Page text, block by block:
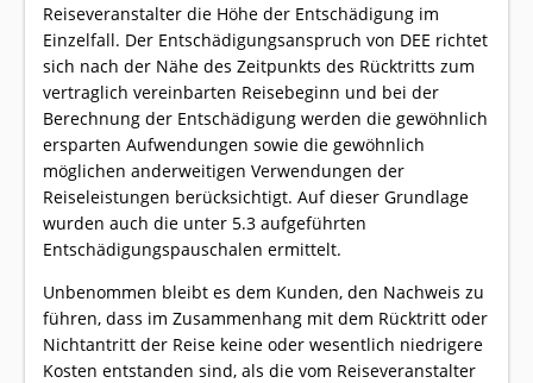
Reiseveranstalter die Höhe der Entschädigung im
Einzelfall. Der Entschädigungsanspruch von DEE richtet
sich nach der Nähe des Zeitpunkts des Rücktritts zum
vertraglich vereinbarten Reisebeginn und bei der
Berechnung der Entschädigung werden die gewöhnlich
ersparten Aufwendungen sowie die gewöhnlich
möglichen anderweitigen Verwendungen der
Reiseleistungen berücksichtigt. Auf dieser Grundlage
wurden auch die unter 5.3 aufgeführten
Entschädigungspauschalen ermittelt.
Unbenommen bleibt es dem Kunden, den Nachweis zu
führen, dass im Zusammenhang mit dem Rücktritt oder
Nichtantritt der Reise keine oder wesentlich niedrigere
Kosten entstanden sind, als die vom Reiseveranstalter